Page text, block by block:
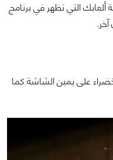
ألعابك التي تظهر في برنامج
على يمين الشاشة كما